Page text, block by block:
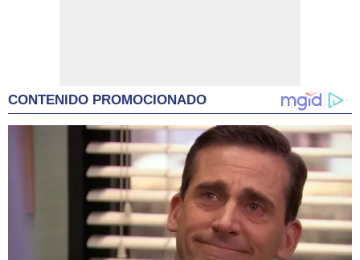
CONTENIDO PROMOCIONADO